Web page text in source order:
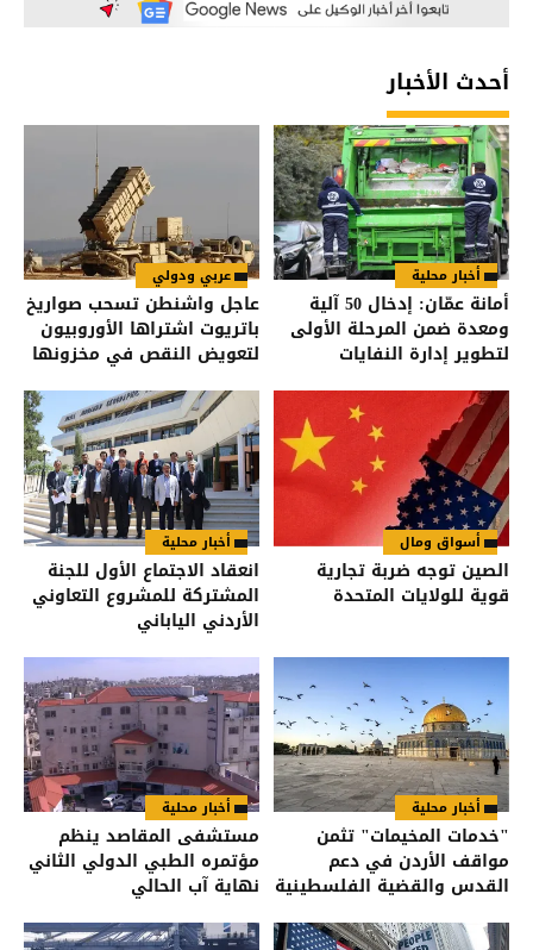
أحدث الأخبار
أخبار محلية
أمانة عمّان: إدخال 50 آلية
ومعدة ضمن المرحلة الأولى
لتطوير إدارة النفايات
عربي ودولي
عاجل واشنطن تسحب صواريخ
باتريوت اشتراها الأوروبيون
لتعويض النقص في مخزونها
أسواق ومال
الصين توجه ضربة تجارية
قوية للولايات المتحدة
أخبار محلية
انعقاد الاجتماع الأول للجنة
المشتركة للمشروع التعاوني
الأردني الياباني
أخبار محلية
"خدمات المخيمات" تثمن
مواقف الأردن في دعم
القدس والقضية الفلسطينية
أخبار محلية
مستشفى المقاصد ينظم
مؤتمره الطبي الدولي الثاني
نهاية آب الحالي